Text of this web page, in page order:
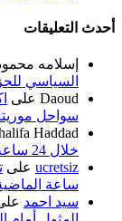
أحدث التعليقات
إسلامه
السياسي للحزب
Daoud على
سواحل
Haddad
خلال 24 ساعة الماضية
ucretsiz على
ساعة
سيد احمد